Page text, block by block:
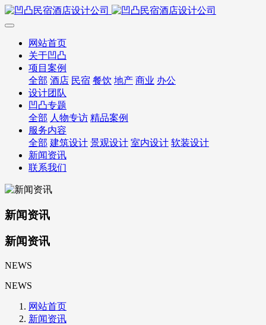
网站首页
关于凹凸
项目案例
全部 酒店 民宿 餐饮 地产 商业 办公
设计团队
凹凸专题
全部 人物专访 精品案例
服务内容
全部 建筑设计 景观设计 室内设计 软装设计
新闻资讯
联系我们
新闻资讯
新闻资讯
NEWS
NEWS
网站首页
新闻资讯